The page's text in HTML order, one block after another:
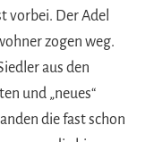
vorbei. Der Adel
zogen weg.
aus den
und „neues“
die fast schon